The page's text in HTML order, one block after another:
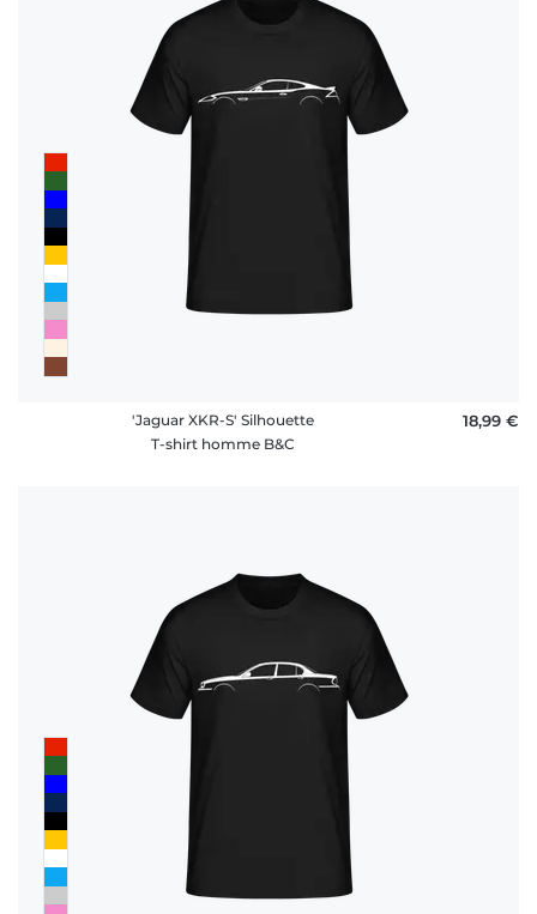
'Jaguar XKR-S' Silhouette
T-shirt homme B&C
18,99 €